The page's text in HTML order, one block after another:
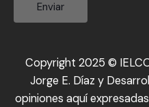
Enviar
Copyright 2025 ©
Jorge E. Díaz y
opiniones aquí